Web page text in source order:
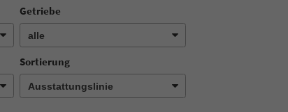
Getriebe
Sortierung